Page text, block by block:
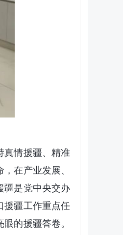
情援疆、精准
在产业发展、
疆是党中央交办
援疆工作重点任
的援疆答卷。